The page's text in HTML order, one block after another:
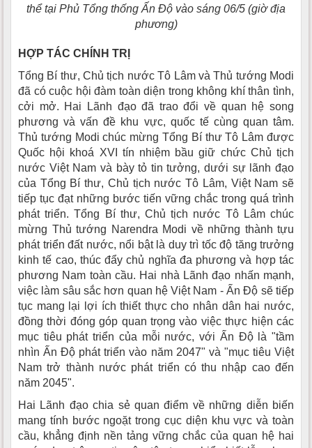
thể tại Phủ Tổng thống Ấn Độ vào sáng 06/5 (giờ địa
phương)
HỢP TÁC CHÍNH TRỊ
Tổng Bí thư, Chủ tịch nước Tô Lâm và Thủ tướng Modi
đã có cuộc hội đàm toàn diện trong không khí thân tình,
cởi mở. Hai Lãnh đạo đã trao đổi về quan hệ song
phương và vấn đề khu vực, quốc tế cùng quan tâm.
Thủ tướng Modi chúc mừng Tổng Bí thư Tô Lâm được
Quốc hội khoá XVI tín nhiệm bầu giữ chức Chủ tịch
nước Việt Nam và bày tỏ tin tưởng, dưới sự lãnh đạo
của Tổng Bí thư, Chủ tịch nước Tô Lâm, Việt Nam sẽ
tiếp tục đạt những bước tiến vững chắc trong quá trình
phát triển. Tổng Bí thư, Chủ tịch nước Tô Lâm chúc
mừng Thủ tướng Narendra Modi về những thành tựu
phát triển đất nước, nổi bật là duy trì tốc độ tăng trưởng
kinh tế cao, thúc đẩy chủ nghĩa đa phương và hợp tác
phương Nam toàn cầu. Hai nhà Lãnh đạo nhấn mạnh,
việc làm sâu sắc hơn quan hệ Việt Nam - Ấn Độ sẽ tiếp
tục mang lại lợi ích thiết thực cho nhân dân hai nước,
đồng thời đóng góp quan trọng vào việc thực hiện các
mục tiêu phát triển của mỗi nước, với Ấn Độ là "tầm
nhìn Ấn Độ phát triển vào năm 2047" và "mục tiêu Việt
Nam trở thành nước phát triển có thu nhập cao đến
năm 2045".
Hai Lãnh đạo chia sẻ quan điểm về những diễn biến
mang tính bước ngoặt trong cục diện khu vực và toàn
cầu, khẳng định nền tảng vững chắc của quan hệ hai